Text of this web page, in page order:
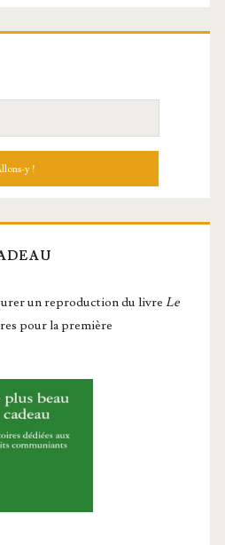
un repro­duc­tion du livre Le
pour la première